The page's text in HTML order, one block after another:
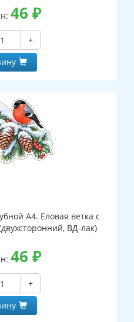
46 ₽
+
А4. Еловая ветка с
ВД-лак)
46 ₽
+